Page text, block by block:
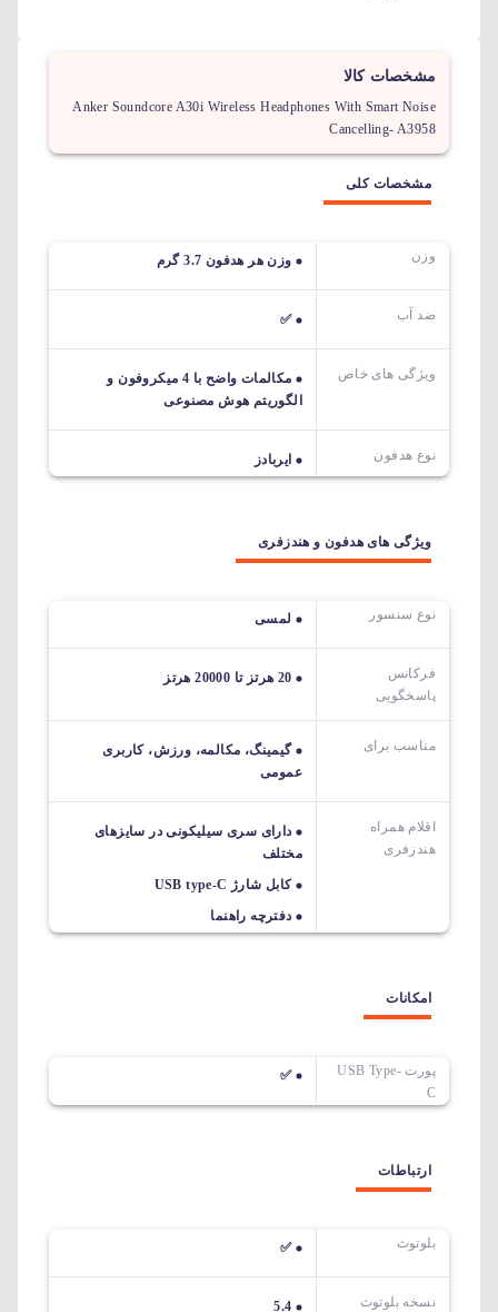
مشخصات کالا
Anker Soundcore A30i Wireless Headphones With Smart Noise
Cancelling- A3958
مشخصات کلی
وزن وزن هر هدفون 3.7 گرم
ضد آب ✅
ویژگی های خاص
مکالمات واضح با 4 میکروفون و
الگوریتم هوش مصنوعی
نوع هدفون ایربادز
ویژگی های هدفون و هندزفری
نوع سنسور لمسی
فرکانس
پاسخگویی
20 هرتز تا 20000 هرتز
مناسب برای
گیمینگ، مکالمه، ورزش، کاربری
عمومی
اقلام همراه
هندزفری
دارای سری سیلیکونی در سایزهای
مختلف
کابل شارژ USB type-C
دفترچه راهنما
امکانات
پورت USB Type-
C
✅
ارتباطات
بلوتوث ✅
نسخه بلوتوث 5.4